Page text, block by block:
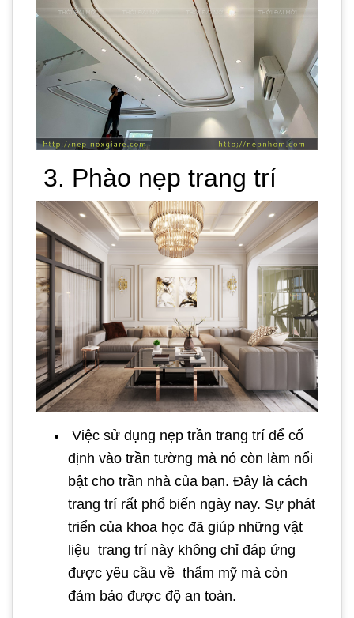
3. Phào nẹp trang trí
Việc sử dụng nẹp trần trang trí để cố
định vào trần tường mà nó còn làm nổi
bật cho trần nhà của bạn. Đây là cách
trang trí rất phổ biến ngày nay. Sự phát
triển của khoa học đã giúp những vật
liệu trang trí này không chỉ đáp ứng
được yêu cầu về thẩm mỹ mà còn
đảm bảo được độ an toàn.